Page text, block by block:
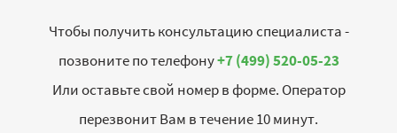
Чтобы получить консультацию специалиста -
позвоните по телефону+7 (499) 520-05-23
Или оставьте свой номер в форме. Оператор
перезвонит Вам в течение 10 минут.